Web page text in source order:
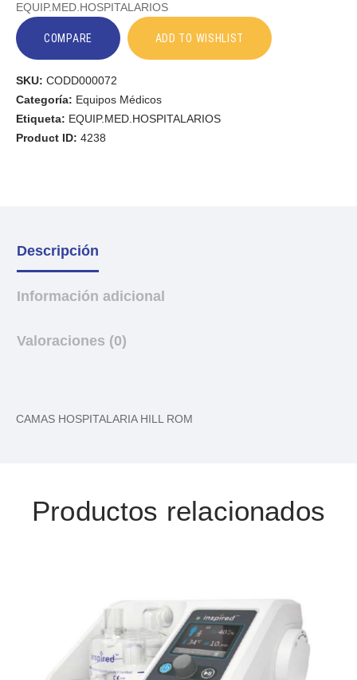
EQUIP.MED.HOSPITALARIOS
COMPARE ADD TO WISHLIST
SKU: CODD000072
Categoría: Equipos Médicos
Etiqueta: EQUIP.MED.HOSPITALARIOS
Product ID: 4238
Descripción
Información adicional
Valoraciones (0)
CAMAS HOSPITALARIA HILL ROM
Productos relacionados